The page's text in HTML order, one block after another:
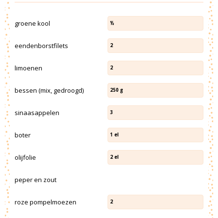
groene kool ½
eendenborstfilets 2
limoenen 2
bessen (mix, gedroogd) 250 g
sinaasappelen 3
boter 1 el
olijfolie 2 el
peper en zout
roze pompelmoezen 2